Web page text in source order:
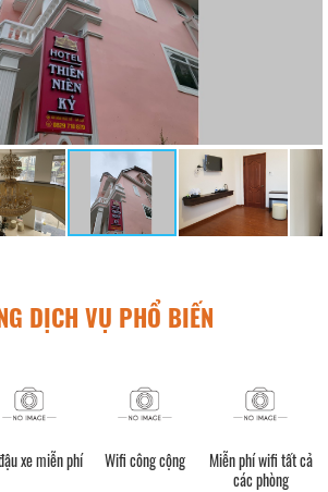
DỊCH VỤ PHỔ BIẾN
xe miễn phí Wifi công cộng
Miễn phí wifi tất cả
các phòng